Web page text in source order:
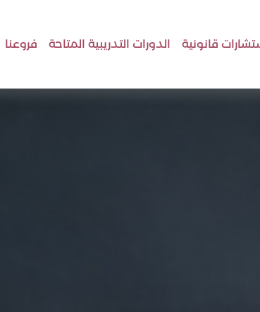
قانونية الدورات التدريبية المتاحة فروعنا